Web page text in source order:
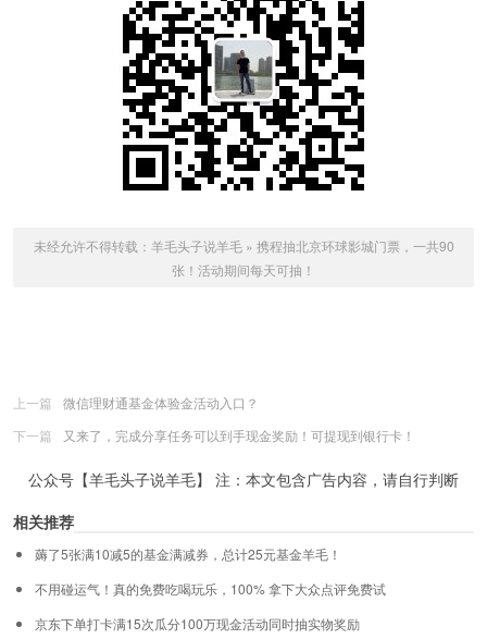
未经允许不得转载： 羊毛头子说羊毛» 携程抽北京环球影城门票，一共90
张！活动期间每天可抽！
上一篇
微信理财通基金体验金活动入口？
下一篇
又来了，完成分享任务可以到手现金奖励！可提现到银行卡！
公众号【羊毛头子说羊毛】 注：本文包含广告内容，请自行判断
相关推荐
薅了5张满10减5的基金满减券，总计25元基金羊毛！
不用碰运气！真的免费吃喝玩乐，100% 拿下大众点评免费试
京东下单打卡满15次瓜分100万现金活动同时抽实物奖励